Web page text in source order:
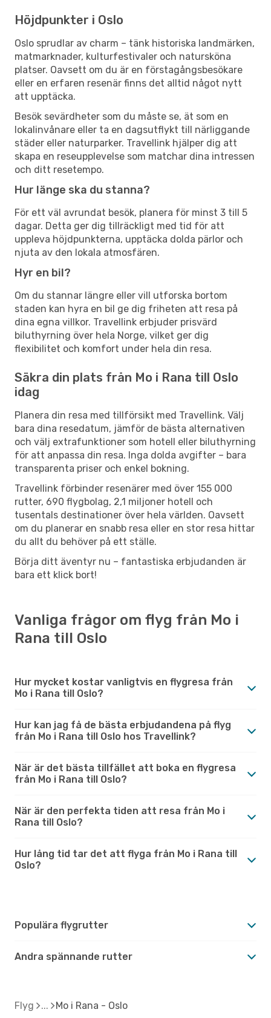
Höjdpunkter i Oslo
Oslo sprudlar av charm – tänk historiska landmärken,
matmarknader, kulturfestivaler och natursköna
platser. Oavsett om du är en förstagångsbesökare
eller en erfaren resenär finns det alltid något nytt
att upptäcka.
Besök sevärdheter som du måste se, ät som en
lokalinvånare eller ta en dagsutflykt till närliggande
städer eller naturparker. Travellink hjälper dig att
skapa en reseupplevelse som matchar dina intressen
och ditt resetempo.
Hur länge ska du stanna?
För ett väl avrundat besök, planera för minst 3 till 5
dagar. Detta ger dig tillräckligt med tid för att
uppleva höjdpunkterna, upptäcka dolda pärlor och
njuta av den lokala atmosfären.
Hyr en bil?
Om du stannar längre eller vill utforska bortom
staden kan hyra en bil ge dig friheten att resa på
dina egna villkor. Travellink erbjuder prisvärd
biluthyrning över hela Norge, vilket ger dig
flexibilitet och komfort under hela din resa.
Säkra din plats från Mo i Rana till Oslo
idag
Planera din resa med tillförsikt med Travellink. Välj
bara dina resedatum, jämför de bästa alternativen
och välj extrafunktioner som hotell eller biluthyrning
för att anpassa din resa. Inga dolda avgifter – bara
transparenta priser och enkel bokning.
Travellink förbinder resenärer med över 155 000
rutter, 690 flygbolag, 2,1 miljoner hotell och
tusentals destinationer över hela världen. Oavsett
om du planerar en snabb resa eller en stor resa hittar
du allt du behöver på ett ställe.
Börja ditt äventyr nu – fantastiska erbjudanden är
bara ett klick bort!
Vanliga frågor om flyg från Mo i
Rana till Oslo
Hur mycket kostar vanligtvis en flygresa från
Mo i Rana till Oslo?
Hur kan jag få de bästa erbjudandena på flyg
från Mo i Rana till Oslo hos Travellink?
När är det bästa tillfället att boka en flygresa
från Mo i Rana till Oslo?
När är den perfekta tiden att resa från Mo i
Rana till Oslo?
Hur lång tid tar det att flyga från Mo i Rana till
Oslo?
Populära flygrutter
Andra spännande rutter
Flyg Mo i Rana - Oslo